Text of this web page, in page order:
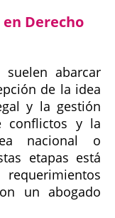
Derecho
suelen abarcar
de la idea
y la gestión
conflictos y la
nacional o
etapas está
un abogado